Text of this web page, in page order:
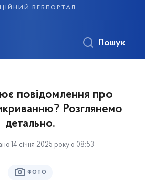
вебпортал
Пошук
повідомлення про
Розглянемо
детально.
14 січня 2025 року о 08:53
ФОТО